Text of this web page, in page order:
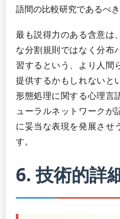
語間の比較研究であるべき
最も説得力のある含意は
な分割規則ではなく分布
習するという、より人間
提供するかもしれないと
形態処理に関する心理言
ューラルネットワークが
に妥当な表現を発展させ
す。
6. 技術的詳